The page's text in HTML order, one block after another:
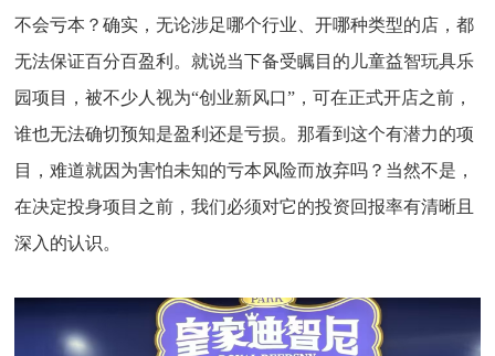
不会亏本？确实，无论涉足哪个行业、开哪种类型的店，都
无法保证百分百盈利。就说当下备受瞩目的儿童益智玩具乐
园项目，被不少人视为“创业新风口”，可在正式开店之前，
谁也无法确切预知是盈利还是亏损。那看到这个有潜力的项
目，难道就因为害怕未知的亏本风险而放弃吗？当然不是，
在决定投身项目之前，我们必须对它的投资回报率有清晰且
深入的认识。